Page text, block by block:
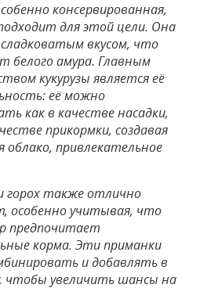
консервированная,
для этой цели. Она
вкусом, что
белого амура. Главным
кукурузы является её
её можно
как в качестве насадки,
прикормки, создавая
облако, привлекательное
горох также отлично
особенно учитывая, что
предпочитает
корма. Эти приманки
и добавлять в
чтобы увеличить шансы на